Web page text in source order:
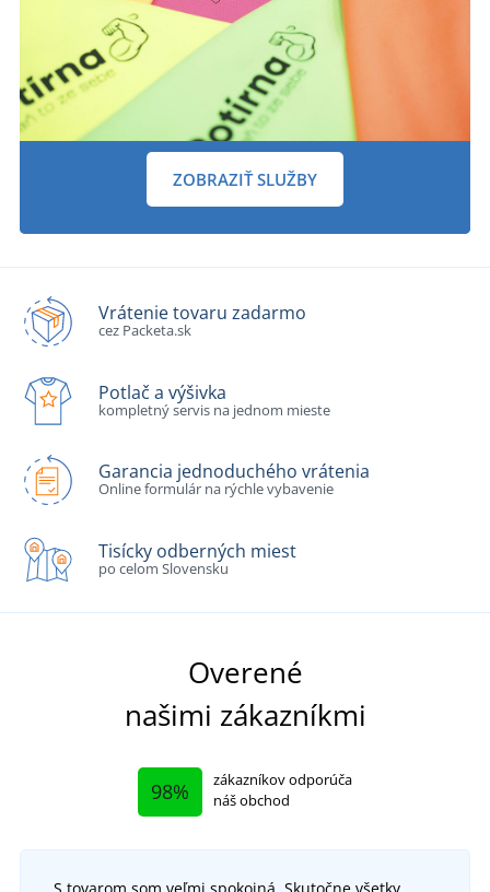
ZOBRAZIŤ SLUŽBY
Vrátenie tovaru zadarmo
cez Packeta.sk
Potlač a výšivka
kompletný servis na jednom mieste
Garancia jednoduchého vrátenia
Online formulár na rýchle vybavenie
Tisícky odberných miest
po celom Slovensku
Overené
našimi zákazníkmi
98%
zákazníkov odporúča
náš obchod